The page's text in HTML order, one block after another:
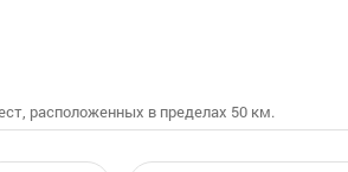
расположенных в пределах 50 км.